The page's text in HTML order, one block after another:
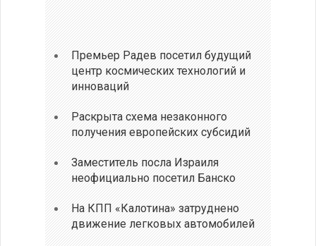
Премьер Радев посетил будущий
центр космических технологий и
инноваций
Раскрыта схема незаконного
получения европейских субсидий
Заместитель посла Израиля
неофициально посетил Банско
На КПП «Калотина» затруднено
движение легковых автомобилей